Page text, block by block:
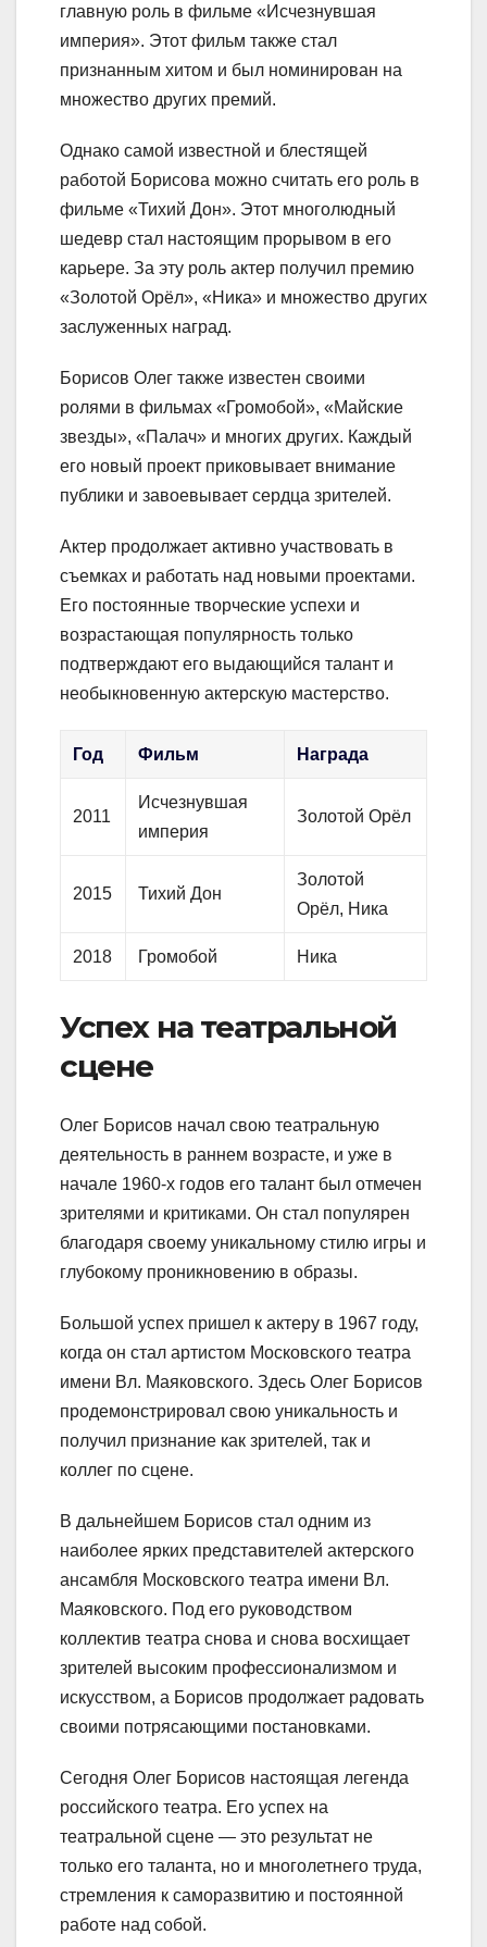
главную роль в фильме «Исчезнувшая
империя». Этот фильм также стал
признанным хитом и был номинирован на
множество других премий.
Однако самой известной и блестящей
работой Борисова можно считать его роль в
фильме «Тихий Дон». Этот многолюдный
шедевр стал настоящим прорывом в его
карьере. За эту роль актер получил премию
«Золотой Орёл», «Ника» и множество других
заслуженных наград.
Борисов Олег также известен своими
ролями в фильмах «Громобой», «Майские
звезды», «Палач» и многих других. Каждый
его новый проект приковывает внимание
публики и завоевывает сердца зрителей.
Актер продолжает активно участвовать в
съемках и работать над новыми проектами.
Его постоянные творческие успехи и
возрастающая популярность только
подтверждают его выдающийся талант и
необыкновенную актерскую мастерство.
Год Фильм Награда
2011
Исчезнувшая
империя
Золотой Орёл
2015 Тихий Дон
Золотой
Орёл, Ника
2018 Громобой Ника
Успех на театральной
сцене
Олег Борисов начал свою театральную
деятельность в раннем возрасте, и уже в
начале 1960-х годов его талант был отмечен
зрителями и критиками. Он стал популярен
благодаря своему уникальному стилю игры и
глубокому проникновению в образы.
Большой успех пришел к актеру в 1967 году,
когда он стал артистом Московского театра
имени Вл. Маяковского. Здесь Олег Борисов
продемонстрировал свою уникальность и
получил признание как зрителей, так и
коллег по сцене.
В дальнейшем Борисов стал одним из
наиболее ярких представителей актерского
ансамбля Московского театра имени Вл.
Маяковского. Под его руководством
коллектив театра снова и снова восхищает
зрителей высоким профессионализмом и
искусством, а Борисов продолжает радовать
своими потрясающими постановками.
Сегодня Олег Борисов настоящая легенда
российского театра. Его успех на
театральной сцене — это результат не
только его таланта, но и многолетнего труда,
стремления к саморазвитию и постоянной
работе над собой.